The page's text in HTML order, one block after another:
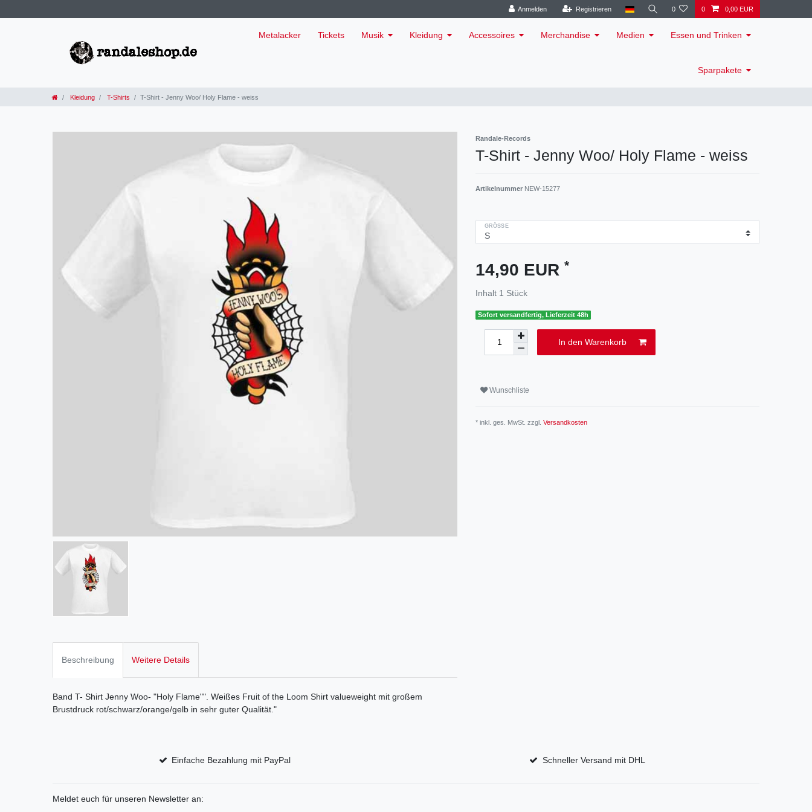
Anmelden Registrieren 0 0 0,00 EUR
Metalacker Tickets Musik Kleidung Accessoires Merchandise Medien Essen und Trinken
Sparpakete
Kleidung T-Shirts T-Shirt - Jenny Woo/ Holy Flame - weiss
Randale-Records
T-Shirt - Jenny Woo/ Holy Flame - weiss
Artikelnummer NEW-15277
GRÖSSE
14,90 EUR *
Inhalt 1 Stück
Sofort versandfertig, Lieferzeit 48h
In den Warenkorb
Wunschliste
* inkl. ges. MwSt. zzgl. Versandkosten
Beschreibung Weitere Details
Band T- Shirt Jenny Woo- "Holy Flame"". Weißes Fruit of the Loom Shirt valueweight mit großem
Brustdruck rot/schwarz/orange/gelb in sehr guter Qualität."
Einfache Bezahlung mit PayPal Schneller Versand mit DHL
Meldet euch für unseren Newsletter an: